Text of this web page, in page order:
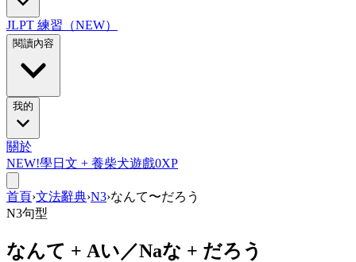
JLPT 練習（NEW）
閱讀內容
我的
關於
NEW!學日文 + 養柴犬遊戲0XP
首頁›文法辭典›N3›なんて〜だろう
N3句型
なんて + Aい／Naな + だろう